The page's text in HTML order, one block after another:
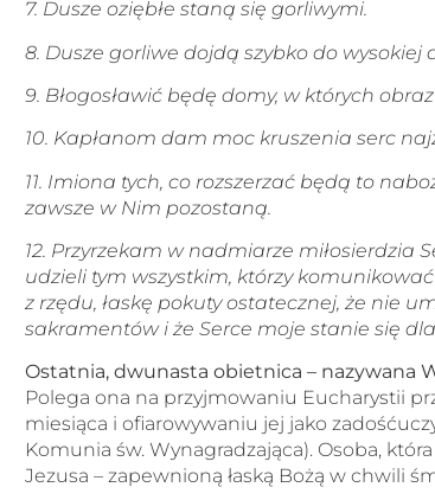
7. Dusze oziębłe staną się gorliwymi.
8. Dusze gorliwe dojdą szybko do wysokiej
9. Błogosławić będę domy, w których
10. Kapłanom dam moc kruszenia serc
11. Imiona tych, co rozszerzać będą to
zawsze w Nim pozostaną.
12. Przyrzekam w nadmiarze miłosierdzia
udzieli tym wszystkim, którzy
z rzędu, łaskę pokuty ostatecznej, że nie
sakramentów i że Serce moje stanie się
Ostatnia, dwunasta obietnica – nazywana
Polega ona na przyjmowaniu Eucharystii
miesiąca i ofiarowywaniu jej jako
Komunia św. Wynagradzająca). Osoba,
Jezusa – zapewnioną łaską Bożą w chwili